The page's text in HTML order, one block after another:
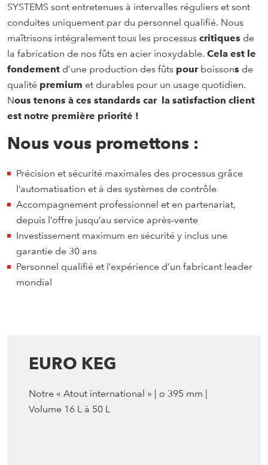
SYSTEMS sont entretenues à intervalles réguliers et sont
conduites uniquement par du personnel qualifié. Nous
maîtrisons intégralement tous les processus critiques de
la fabrication de nos fûts en acier inoxydable. Cela est le
fondement d’une production des fûts pourboissons de
qualité premium et durables pour un usage quotidien.
Nous tenons à ces standards car la satisfaction client
est notre première priorité !
Nous vous promettons :
Précision et sécurité maximales des processus grâce
l’automatisation et à des systèmes de contrôle
Accompagnement professionnel et en partenariat,
depuis l’offre jusqu’au service après-vente
Investissement maximum en sécurité y inclus une
garantie de 30 ans
Personnel qualifié et l’expérience d’un fabricant leader
mondial
EURO KEG
Notre « Atout international » | ø 395 mm |
Volume 16 L à 50 L